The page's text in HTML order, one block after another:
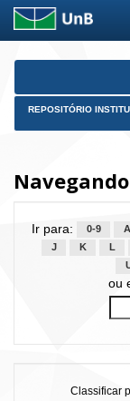
Skip
REPOSITÓRIO
Ir para: 0-9 A
J
K L
ou
Classificar